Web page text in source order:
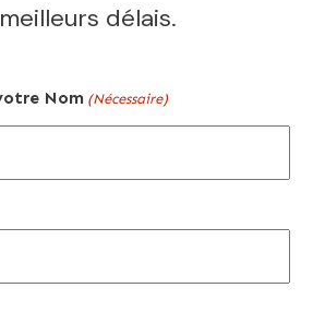
délais.
Nom (Nécessaire)